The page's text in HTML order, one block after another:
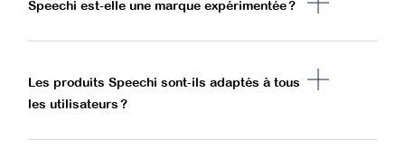
Speechi est-elle une marque expérimentée ?
Les produits Speechi sont-ils adaptés à tous
les utilisateurs ?